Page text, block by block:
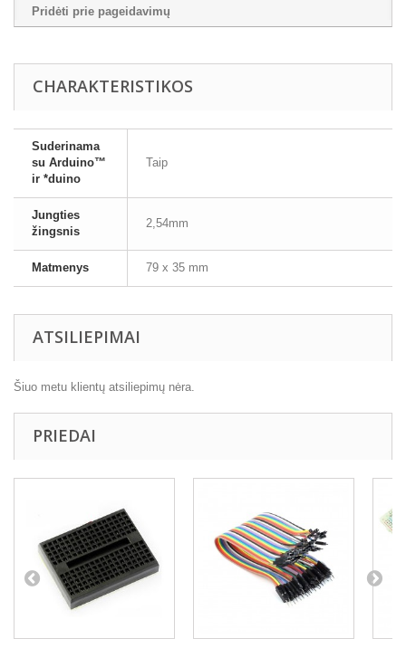
Pridėti prie pageidavimų
CHARAKTERISTIKOS
Suderinama
su Arduino™
ir *duino
Taip
Jungties
žingsnis
2,54mm
Matmenys 79 x 35 mm
ATSILIEPIMAI
Šiuo metu klientų atsiliepimų nėra.
PRIEDAI